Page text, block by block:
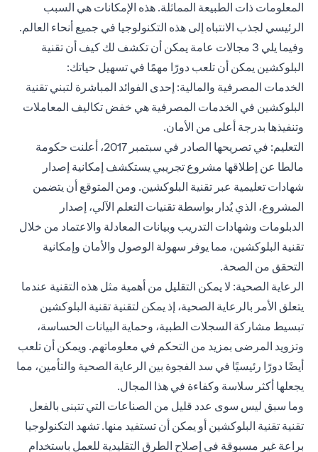
المعلومات ذات الطبيعة المماثلة. هذه الإمكانات هي السبب
الرئيسي لجذب الانتباه إلى هذه التكنولوجيا في جميع أنحاء العالم.
وفيما يلي 3 مجالات عامة يمكن أن تكشف لك كيف أن تقنية
البلوكشين يمكن أن تلعب دورًا مهمًا في تسهيل حياتك:
الخدمات المصرفية والمالية: إحدى الفوائد المباشرة لتبني تقنية
البلوكشين في الخدمات المصرفية هي خفض تكاليف المعاملات
وتنفيذها بدرجة أعلى من الأمان.
التعليم: في تصريحها الصادر في سبتمبر 2017، أعلنت حكومة
مالطا عن إطلاقها مشروع تجريبي يستكشف إمكانية إصدار
شهادات تعليمية عبر تقنية البلوكشين. ومن المتوقع أن يتضمن
المشروع، الذي يُدار بواسطة تقنيات التعلم الآلي، إصدار
الدبلومات وشهادات التدريب وبيانات المعادلة والاعتماد من خلال
تقنية البلوكشين، مما يوفر سهولة الوصول والأمان وإمكانية
التحقق من الصحة.
الرعاية الصحية: لا يمكن التقليل من أهمية مثل هذه التقنية عندما
يتعلق الأمر بالرعاية الصحية، إذ يمكن لتقنية تقنية البلوكشين
تبسيط مشاركة السجلات الطبية، وحماية البيانات الحساسة،
وتزويد المرضى بمزيد من التحكم في معلوماتهم. ويمكن أن تلعب
أيضًا دورًا رئيسيًا في سد الفجوة بين الرعاية الصحية والتأمين، مما
يجعلها أكثر سلاسة وكفاءة في هذا المجال.
وما سبق ليس سوى عدد قليل من الصناعات التي تتبنى بالفعل
تقنية تقنية البلوكشين أو يمكن أن تستفيد منها. تشهد التكنولوجيا
براعة غير مسبوقة في إصلاح الطرق التقليدية للعمل باستخدام